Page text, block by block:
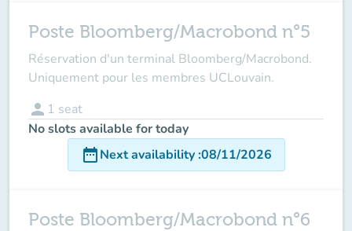
Poste Bloomberg/Macrobond n°5
Réservation d'un terminal Bloomberg/Macrobond.
Uniquement pour les membres UCLouvain.
person 1 seat
No slots available for today
date_rangeNext availability:08/11/2026
Poste Bloomberg/Macrobond n°6